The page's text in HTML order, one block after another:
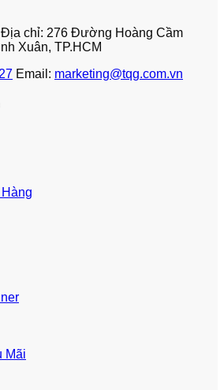
Địa chỉ: 276 Đường Hoàng Cầm
Xuân, TP.HCM
Email: marketing@tqg.com.vn
Mãi